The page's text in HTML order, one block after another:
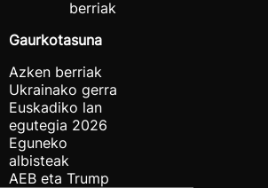
berriak
Gaurkotasuna
Azken berriak
Ukrainako gerra
Euskadiko lan
egutegia 2026
Eguneko
albisteak
AEB eta Trump